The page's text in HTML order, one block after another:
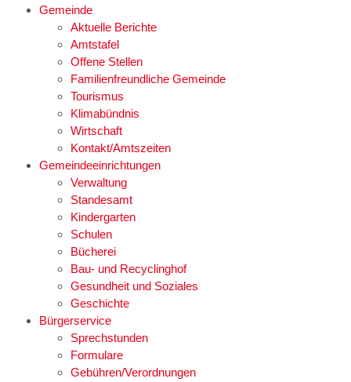
Gemeinde
Aktuelle Berichte
Amtstafel
Offene Stellen
Familienfreundliche Gemeinde
Tourismus
Klimabündnis
Wirtschaft
Kontakt/Amtszeiten
Gemeindeeinrichtungen
Verwaltung
Standesamt
Kindergarten
Schulen
Bücherei
Bau- und Recyclinghof
Gesundheit und Soziales
Geschichte
Bürgerservice
Sprechstunden
Formulare
Gebühren/Verordnungen